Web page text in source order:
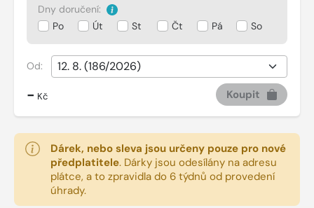
Dny doručení:
Po
Út St Čt Pá So
Od:
- Kč Koupit
Dárek, nebo sleva jsou určeny pouze pro nové
předplatitele. Dárky jsou odesílány na adresu
plátce, a to zpravidla do 6 týdnů od provedení
úhrady.